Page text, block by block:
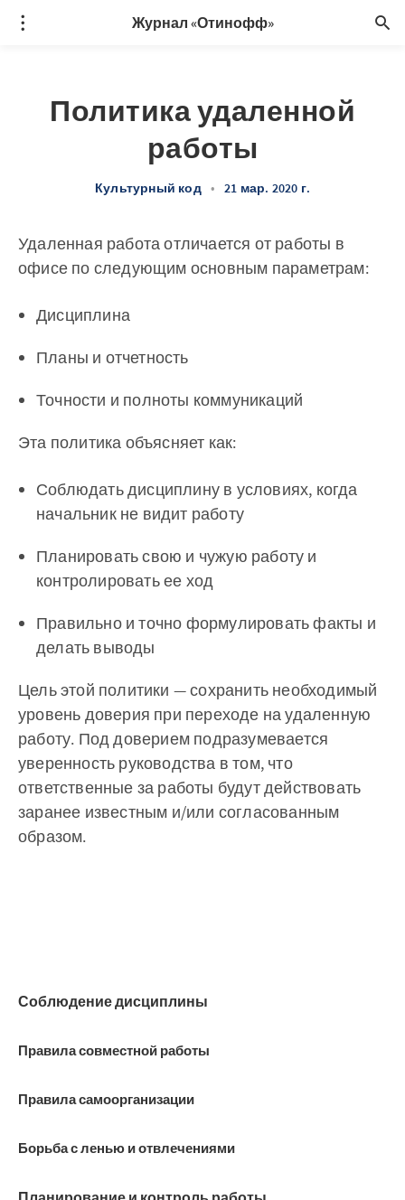
Журнал «Отинофф»
Политика удаленной
работы
Культурный код • 21 мар. 2020 г.
Удаленная работа отличается от работы в
офисе по следующим основным параметрам:
Дисциплина
Планы и отчетность
Точности и полноты коммуникаций
Эта политика объясняет как:
Соблюдать дисциплину в условиях, когда
начальник не видит работу
Планировать свою и чужую работу и
контролировать ее ход
Правильно и точно формулировать факты и
делать выводы
Цель этой политики — сохранить необходимый
уровень доверия при переходе на удаленную
работу. Под доверием подразумевается
уверенность руководства в том, что
ответственные за работы будут действовать
заранее известным и/или согласованным
образом.
Соблюдение дисциплины
Правила совместной работы
Правила самоорганизации
Борьба с ленью и отвлечениями